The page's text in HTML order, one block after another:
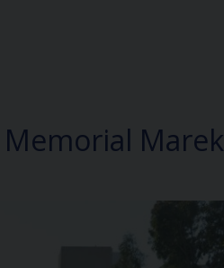
Memorial Marek